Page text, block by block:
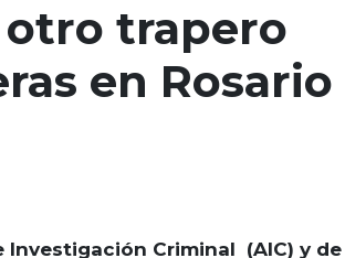
otro trapero
en Rosario
Investigación Criminal (AIC) y de